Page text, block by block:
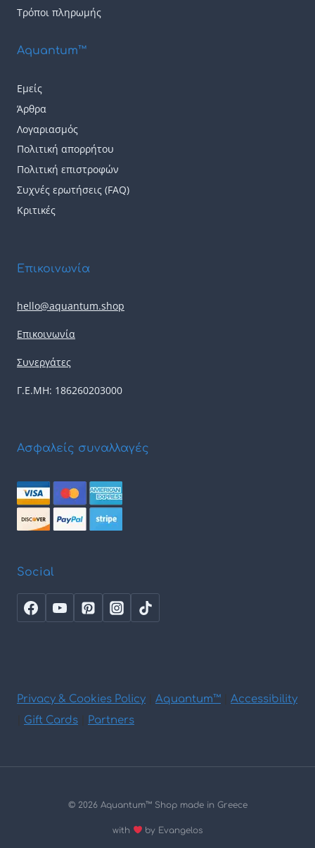
Τρόποι πληρωμής
Aquantum™
Εμείς
Άρθρα
Λογαριασμός
Πολιτική απορρήτου
Πολιτική επιστροφών
Συχνές ερωτήσεις (FAQ)
Κριτικές
Επικοινωνία
hello@aquantum.shop
Επικοινωνία
Συνεργάτες
Γ.Ε.ΜΗ: 186260203000
Ασφαλείς συναλλαγές
Social
Privacy & Cookies Policy Aquantum™
Accessibility
Gift Cards Partners
© 2026 Aquantum™Shop made in Greece
with by Evangelos